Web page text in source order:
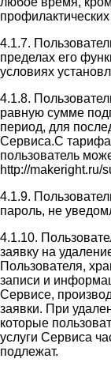
профилактических
4.1.7.
пределах его
условиях
4.1.8.
равную сумме
период, для
Сервиса.С
пользователь
http://makeright.ru/
4.1.9.
пароль, не
4.1.10.
заявку на
Пользователя,
записи и
Сервисе,
заявки. При
которые
услуги Сервиса
подлежат.